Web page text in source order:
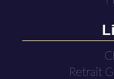
Retrait